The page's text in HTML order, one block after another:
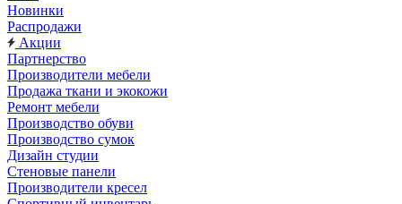
Новинки
Распродажи
Акции
Партнерство
Производители мебели
Продажа ткани и экокожи
Ремонт мебели
Производство обуви
Производство сумок
Дизайн студии
Стеновые панели
Производители кресел